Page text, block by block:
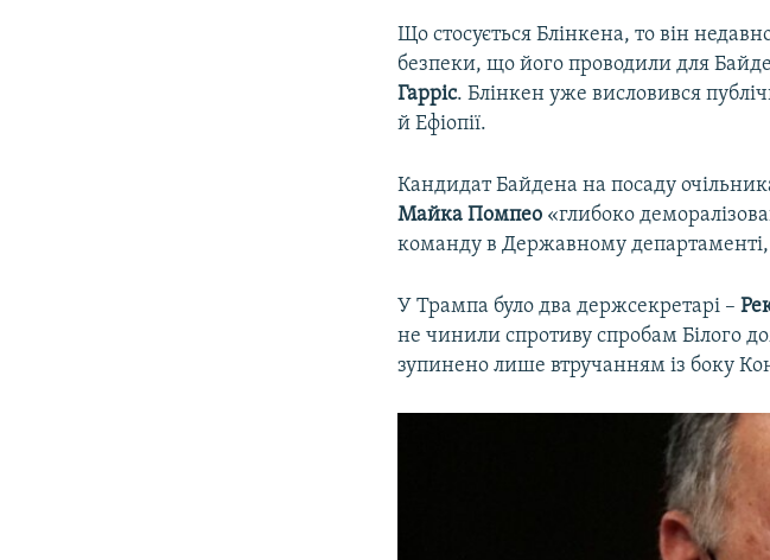
Що стосується Блінкена, то він
безпеки, що його проводили для
Гарріс. Блінкен уже висловився
й Ефіопії.
Кандидат Байдена на посаду
Майка Помпео «глибоко
команду в Державному
У Трампа було два держсекретарі –
не чинили спротиву спробам Білого
зупинено лише втручанням із боку